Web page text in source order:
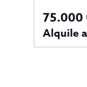
75.000
Alquile